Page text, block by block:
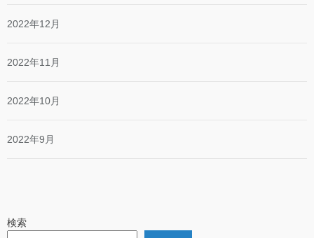
2022年12月
2022年11月
2022年10月
2022年9月
検索